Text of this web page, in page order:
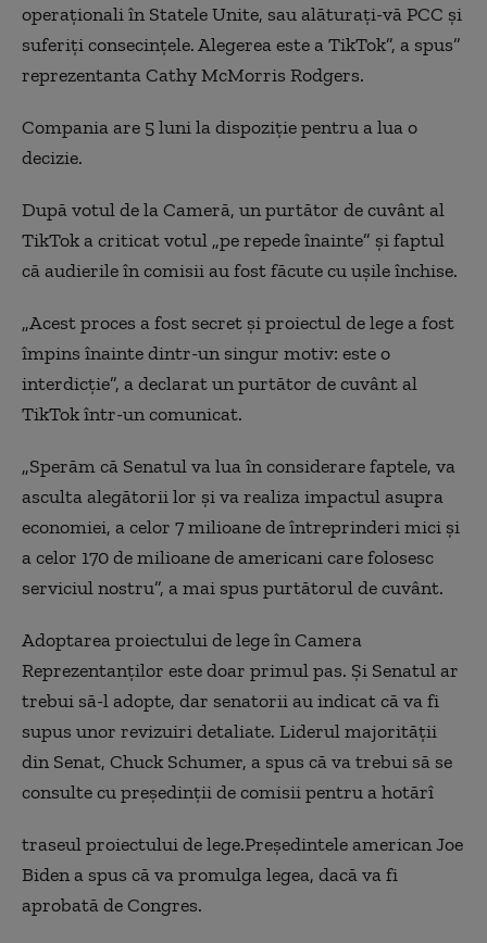
operaționali în Statele Unite, sau alăturați-vă PCC și
suferiți consecințele. Alegerea este a TikTok”, a spus”
reprezentanta Cathy McMorris Rodgers.
Compania are 5 luni la dispoziție pentru a lua o
decizie.
După votul de la Cameră, un purtător de cuvânt al
TikTok a criticat votul „pe repede înainte” și faptul
că audierile în comisii au fost făcute cu ușile închise.
„Acest proces a fost secret și proiectul de lege a fost
împins înainte dintr-un singur motiv: este o
interdicție”, a declarat un purtător de cuvânt al
TikTok într-un comunicat.
„Sperăm că Senatul va lua în considerare faptele, va
asculta alegătorii lor și va realiza impactul asupra
economiei, a celor 7 milioane de întreprinderi mici și
a celor 170 de milioane de americani care folosesc
serviciul nostru”, a mai spus purtătorul de cuvânt.
Adoptarea proiectului de lege în Camera
Reprezentanților este doar primul pas. Și Senatul ar
trebui să-l adopte, dar senatorii au indicat că va fi
supus unor revizuiri detaliate. Liderul majorității
din Senat, Chuck Schumer, a spus că va trebui să se
consulte cu președinții de comisii pentru a hotărî
traseul proiectului de lege.Președintele american Joe
Biden a spus că va promulga legea, dacă va fi
aprobată de Congres.